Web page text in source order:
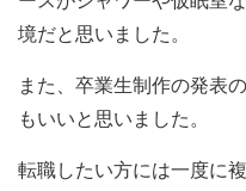
境だと思いました。
また、卒業生制作の発表
もいいと思いました。
転職したい方には一度に